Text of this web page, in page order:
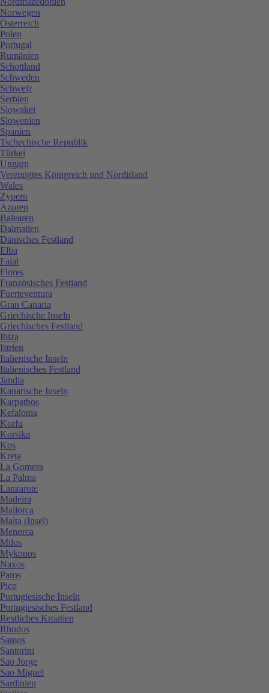
Norwegen
Österreich
Polen
Portugal
Rumänien
Schottland
Schweden
Schweiz
Serbien
Slowakei
Slowenien
Spanien
Tschechische Republik
Türkei
Ungarn
Vereinigtes Königreich und Nordirland
Wales
Zypern
Azoren
Balearen
Dalmatien
Dänisches Festland
Elba
Faial
Flores
Französisches Festland
Fuerteventura
Gran Canaria
Griechische Inseln
Griechisches Festland
Ibiza
Istrien
Italienische Inseln
Italienisches Festland
Jandia
Kanarische Inseln
Karpathos
Kefalonia
Korfu
Korsika
Kos
Kreta
La Gomera
La Palma
Lanzarote
Madeira
Mallorca
Malta (Insel)
Menorca
Milos
Mykonos
Naxos
Paros
Pico
Portugiesische Inseln
Portugiesisches Festland
Restliches Kroatien
Rhodos
Samos
Santorini
Sao Jorge
Sao Miguel
Sardinien